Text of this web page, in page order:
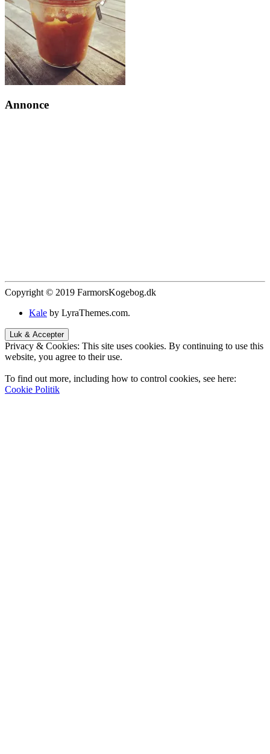
Annonce
Copyright © 2019 FarmorsKogebog.dk
Kale by LyraThemes.com.
Privacy & Cookies: This site uses cookies. By continuing to use this
website, you agree to their use.
To find out more, including how to control cookies, see here:
Cookie Politik